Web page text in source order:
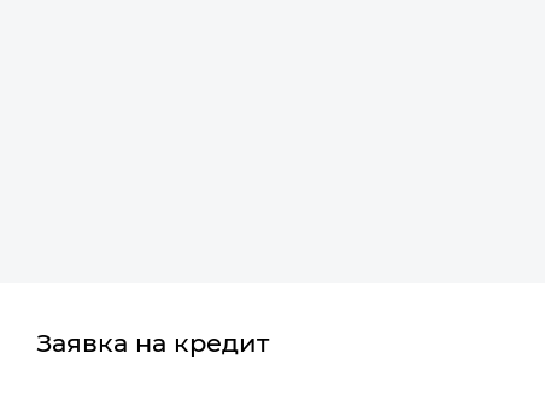
Заявка на кредит